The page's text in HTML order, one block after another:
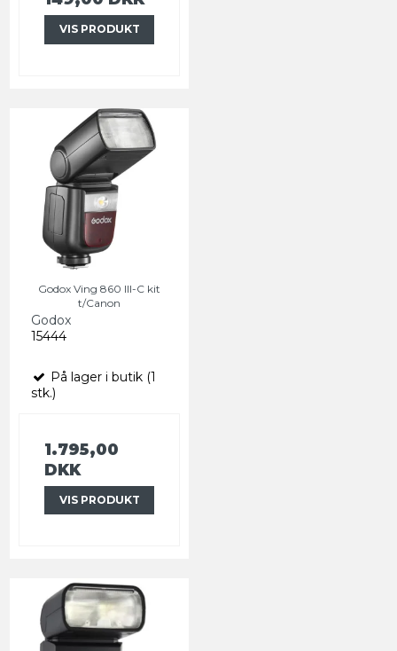
VIS PRODUKT
Godox Ving 860 III-C kit
t/Canon
Godox
15444
På lager i butik (1
stk.)
1.795,00
DKK
VIS PRODUKT